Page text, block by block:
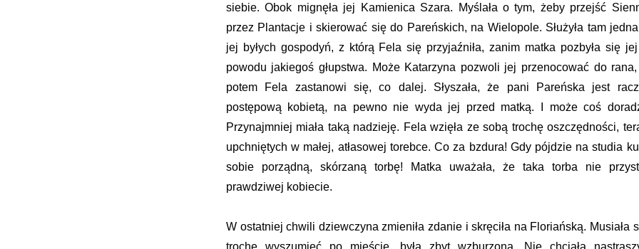
siebie. Obok mignęła jej Kamienica Szara. Myślała o tym, żeby przejść
przez Plantacje i skierować się do Pareńskich, na Wielopole. Służyła tam
jej byłych gospodyń, z którą Fela się przyjaźniła, zanim matka pozbyła się
powodu jakiegoś głupstwa. Może Katarzyna pozwoli jej przenocować do
potem Fela zastanowi się, co dalej. Słyszała, że pani Pareńska jest
postępową kobietą, na pewno nie wyda jej przed matką. I może coś
Przynajmniej miała taką nadzieję. Fela wzięła ze sobą trochę oszczędności,
upchniętych w małej, atłasowej torebce. Co za bzdura! Gdy pójdzie na studia
sobie porządną, skórzaną torbę! Matka uważała, że taka torba nie
prawdziwej kobiecie.
W ostatniej chwili dziewczyna zmieniła zdanie i skręciła na Floriańską. Musiała
trochę wyszumieć po mieście, była zbyt wzburzona. Nie chciała